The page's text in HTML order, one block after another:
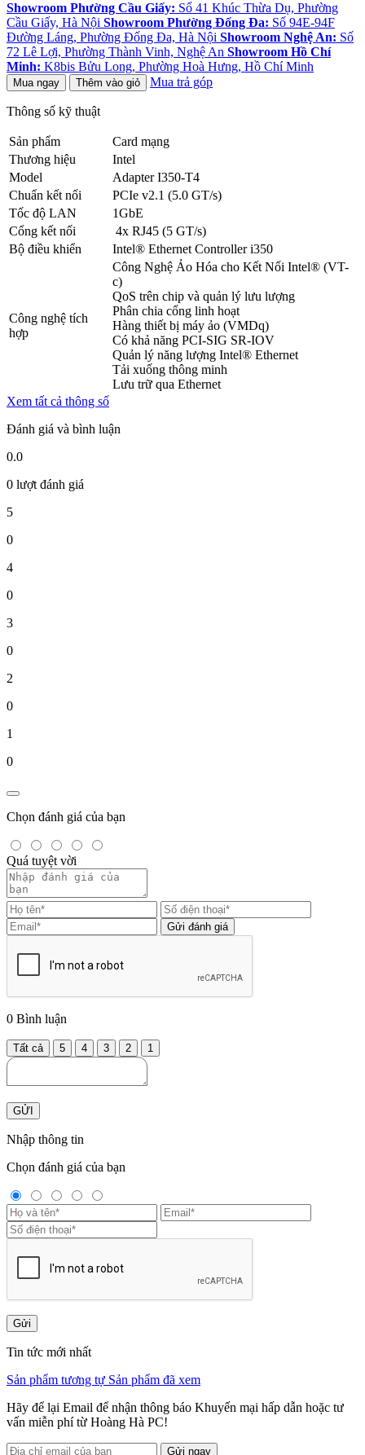
Showroom Phường Cầu Giấy: Số 41 Khúc Thừa Dụ, Phường
Cầu Giấy, Hà Nội Showroom Phường Đống Đa: Số 94E-94F
Đường Láng, Phường Đống Đa, Hà Nội Showroom Nghệ An: Số
72 Lê Lợi, Phường Thành Vinh, Nghệ An Showroom Hồ Chí
Minh: K8bis Bửu Long, Phường Hoà Hưng, Hồ Chí Minh
Mua ngay Thêm vào giỏ Mua trả góp
Thông số kỹ thuật
Sản phẩm
Card mạng
Thương hiệu
Intel
Model
Adapter I350-T4
Chuẩn kết nối
PCIe v2.1 (5.0 GT/s)
Tốc độ LAN
1GbE
Cổng kết nối
4x RJ45 (5 GT/s)
Bộ điều khiển
Intel® Ethernet Controller i350
Công nghệ tích
hợp
Công Nghệ Ảo Hóa cho Kết Nối Intel® (VT-
c)
QoS trên chip và quản lý lưu lượng
Phân chia cổng linh hoạt
Hàng thiết bị máy ảo (VMDq)
Có khả năng PCI-SIG SR-IOV
Quản lý năng lượng Intel® Ethernet
Tải xuống thông minh
Lưu trữ qua Ethernet
Xem tất cả thông số
Đánh giá và bình luận
0.0
0 lượt đánh giá
5
0
4
0
3
0
2
0
1
0
Chọn đánh giá của bạn
Quá tuyệt vời
Gửi đánh giá
0 Bình luận
Tất cả 5 4 3 2 1
GỬI
Nhập thông tin
Chọn đánh giá của bạn
Gửi
Tin tức mới nhất
Sản phẩm tương tự Sản phẩm đã xem
Hãy để lại Email để nhận thông báo Khuyến mại hấp dẫn hoặc tư
vấn miễn phí từ Hoàng Hà PC!
Gửi ngay